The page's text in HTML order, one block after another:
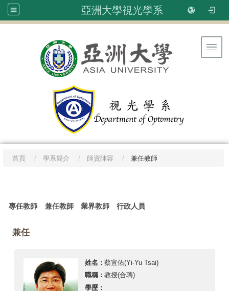
亞洲大學視光學系
首頁 學系簡介 師資陣容 兼任教師
專任教師 兼任教師 業界教師 行政人員
兼任
姓名 :蔡宜佑(Yi-Yu Tsai)
職稱 :教授(合聘)
學歷 :